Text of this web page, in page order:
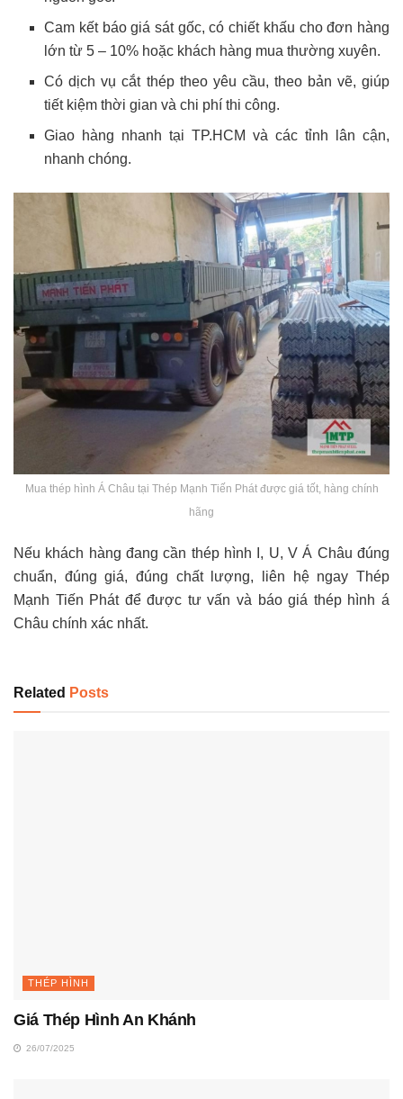
Cam kết báo giá sát gốc, có chiết khấu cho đơn hàng
lớn từ 5 – 10% hoặc khách hàng mua thường xuyên.
Có dịch vụ cắt thép theo yêu cầu, theo bản vẽ, giúp
tiết kiệm thời gian và chi phí thi công.
Giao hàng nhanh tại TP.HCM và các tỉnh lân cận,
nhanh chóng.
Mua thép hình Á Châu tại Thép Mạnh Tiến Phát được giá tốt, hàng chính
hãng
Nếu khách hàng đang cần thép hình I, U, V Á Châu đúng
chuẩn, đúng giá, đúng chất lượng, liên hệ ngay Thép
Mạnh Tiến Phát để được tư vấn và báo giá thép hình á
Châu chính xác nhất.
Related Posts
THÉP HÌNH
Giá Thép Hình An Khánh
26/07/2025